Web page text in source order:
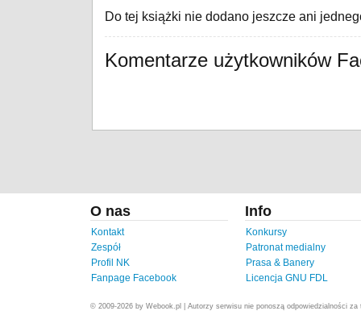
Do tej książki nie dodano jeszcze ani
Komentarze użytkowników
O nas
Kontakt
Zespół
Profil NK
Fanpage Facebook
Info
Konkursy
Patronat medialny
Prasa & Banery
Licencja GNU FDL
© 2009-2026 by Webook.pl | Autorzy serwisu nie ponoszą odpowiedzialności